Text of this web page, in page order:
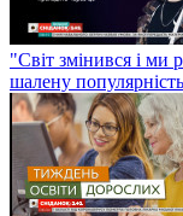
"Світ змінився і
шалену